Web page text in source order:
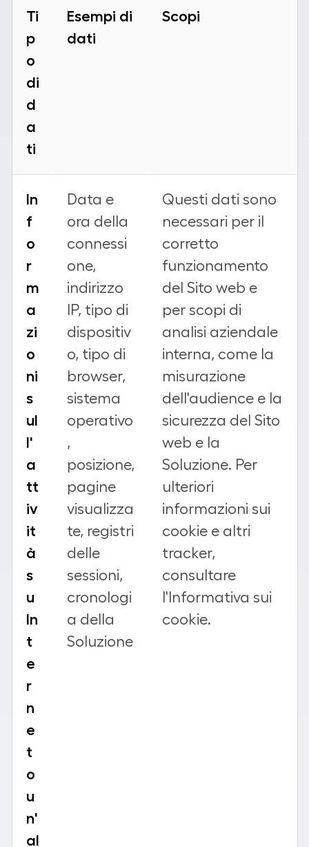
Ti
p
o
di
d
a
ti
Esempi di
dati
Scopi
In
f
o
r
m
a
zi
o
ni
s
ul
l'
a
tt
iv
it
à
s
u
In
t
e
r
n
e
t
o
u
n'
al
Data e
ora della
connessi
one,
indirizzo
IP, tipo di
dispositiv
o, tipo di
browser,
sistema
operativo
,
posizione,
pagine
visualizza
te, registri
delle
sessioni,
cronologi
a della
Soluzione
Questi dati sono
necessari per il
corretto
funzionamento
del Sito web e
per scopi di
analisi aziendale
interna, come la
misurazione
dell'audience e la
sicurezza del Sito
web e la
Soluzione. Per
ulteriori
informazioni sui
cookie e altri
tracker,
consultare
l'Informativa sui
cookie.